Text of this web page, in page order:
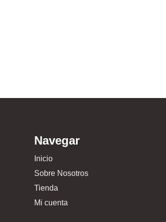
Navegar
Inicio
Sobre Nosotros
Tienda
Mi cuenta